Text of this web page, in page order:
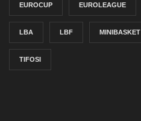
EUROCUP EUROLEAGUE
LBA LBF MINIBASKET
TIFOSI